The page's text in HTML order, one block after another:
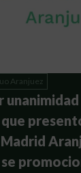
Aranjuez